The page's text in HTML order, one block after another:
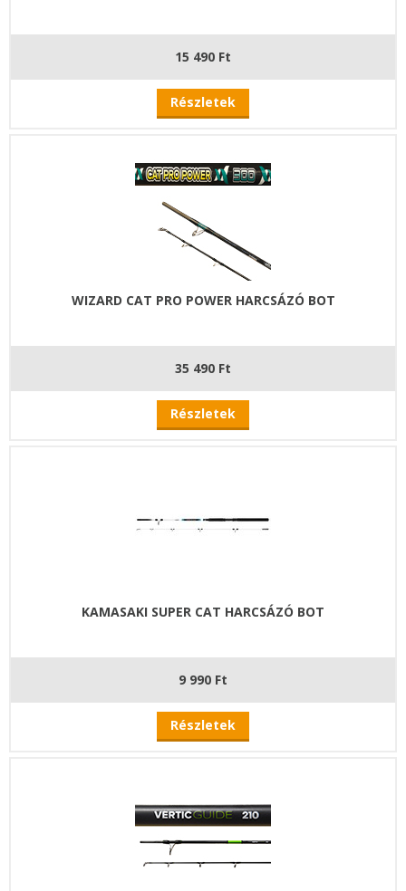
15 490 Ft
Részletek
WIZARD CAT PRO POWER HARCSÁZÓ BOT
35 490 Ft
Részletek
KAMASAKI SUPER CAT HARCSÁZÓ BOT
9 990 Ft
Részletek